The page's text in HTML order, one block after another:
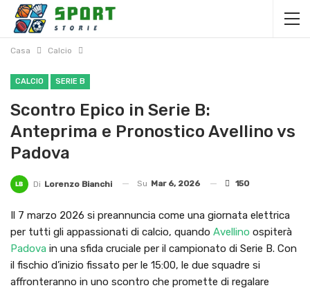
Casa Calcio
CALCIO SERIE B
Scontro Epico in Serie B:
Anteprima e Pronostico Avellino vs
Padova
Di Lorenzo Bianchi Su Mar 6, 2026 150
Il 7 marzo 2026 si preannuncia come una giornata elettrica
per tutti gli appassionati di calcio, quando Avellino ospiterà
Padova in una sfida cruciale per il campionato di Serie B. Con
il fischio d’inizio fissato per le 15:00, le due squadre si
affronteranno in uno scontro che promette di regalare